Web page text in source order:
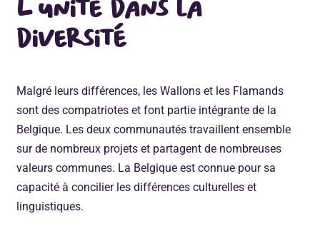
L’unité dans la
diversité
Malgré leurs différences, les Wallons et les Flamands
sont des compatriotes et font partie intégrante de la
Belgique. Les deux communautés travaillent ensemble
sur de nombreux projets et partagent de nombreuses
valeurs communes. La Belgique est connue pour sa
capacité à concilier les différences culturelles et
linguistiques.